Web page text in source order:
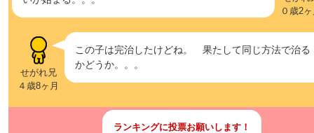
０歳2
せがれ兄
４歳8ヶ月
この子は完治したけどね。 果たして同じ方法で治る
かどうか。。。
ランキングに投票お願いします！